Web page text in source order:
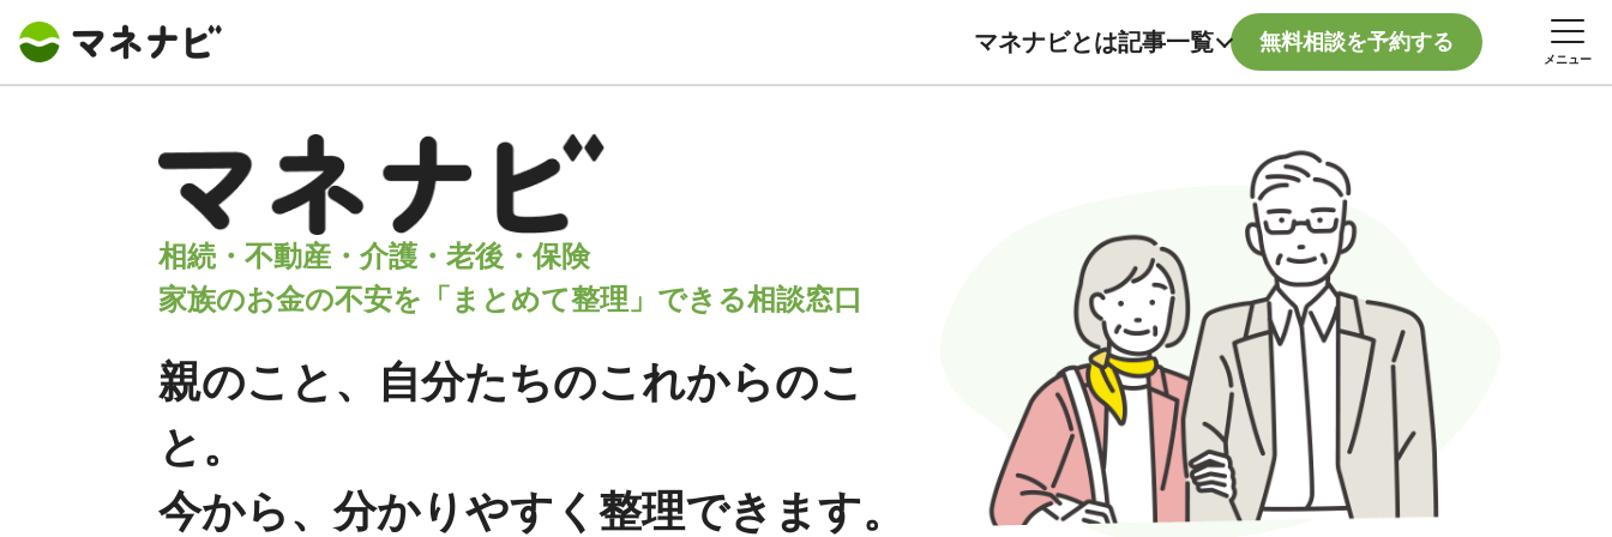
マネナビとは記事一覧 無料相談を予約する
メニュー
相続・不動産・介護・老後・保険
家族のお金の不安を「まとめて整理」できる相談窓口
親のこと、自分たちのこれからのこ
と。
今から、分かりやすく 整理できます。